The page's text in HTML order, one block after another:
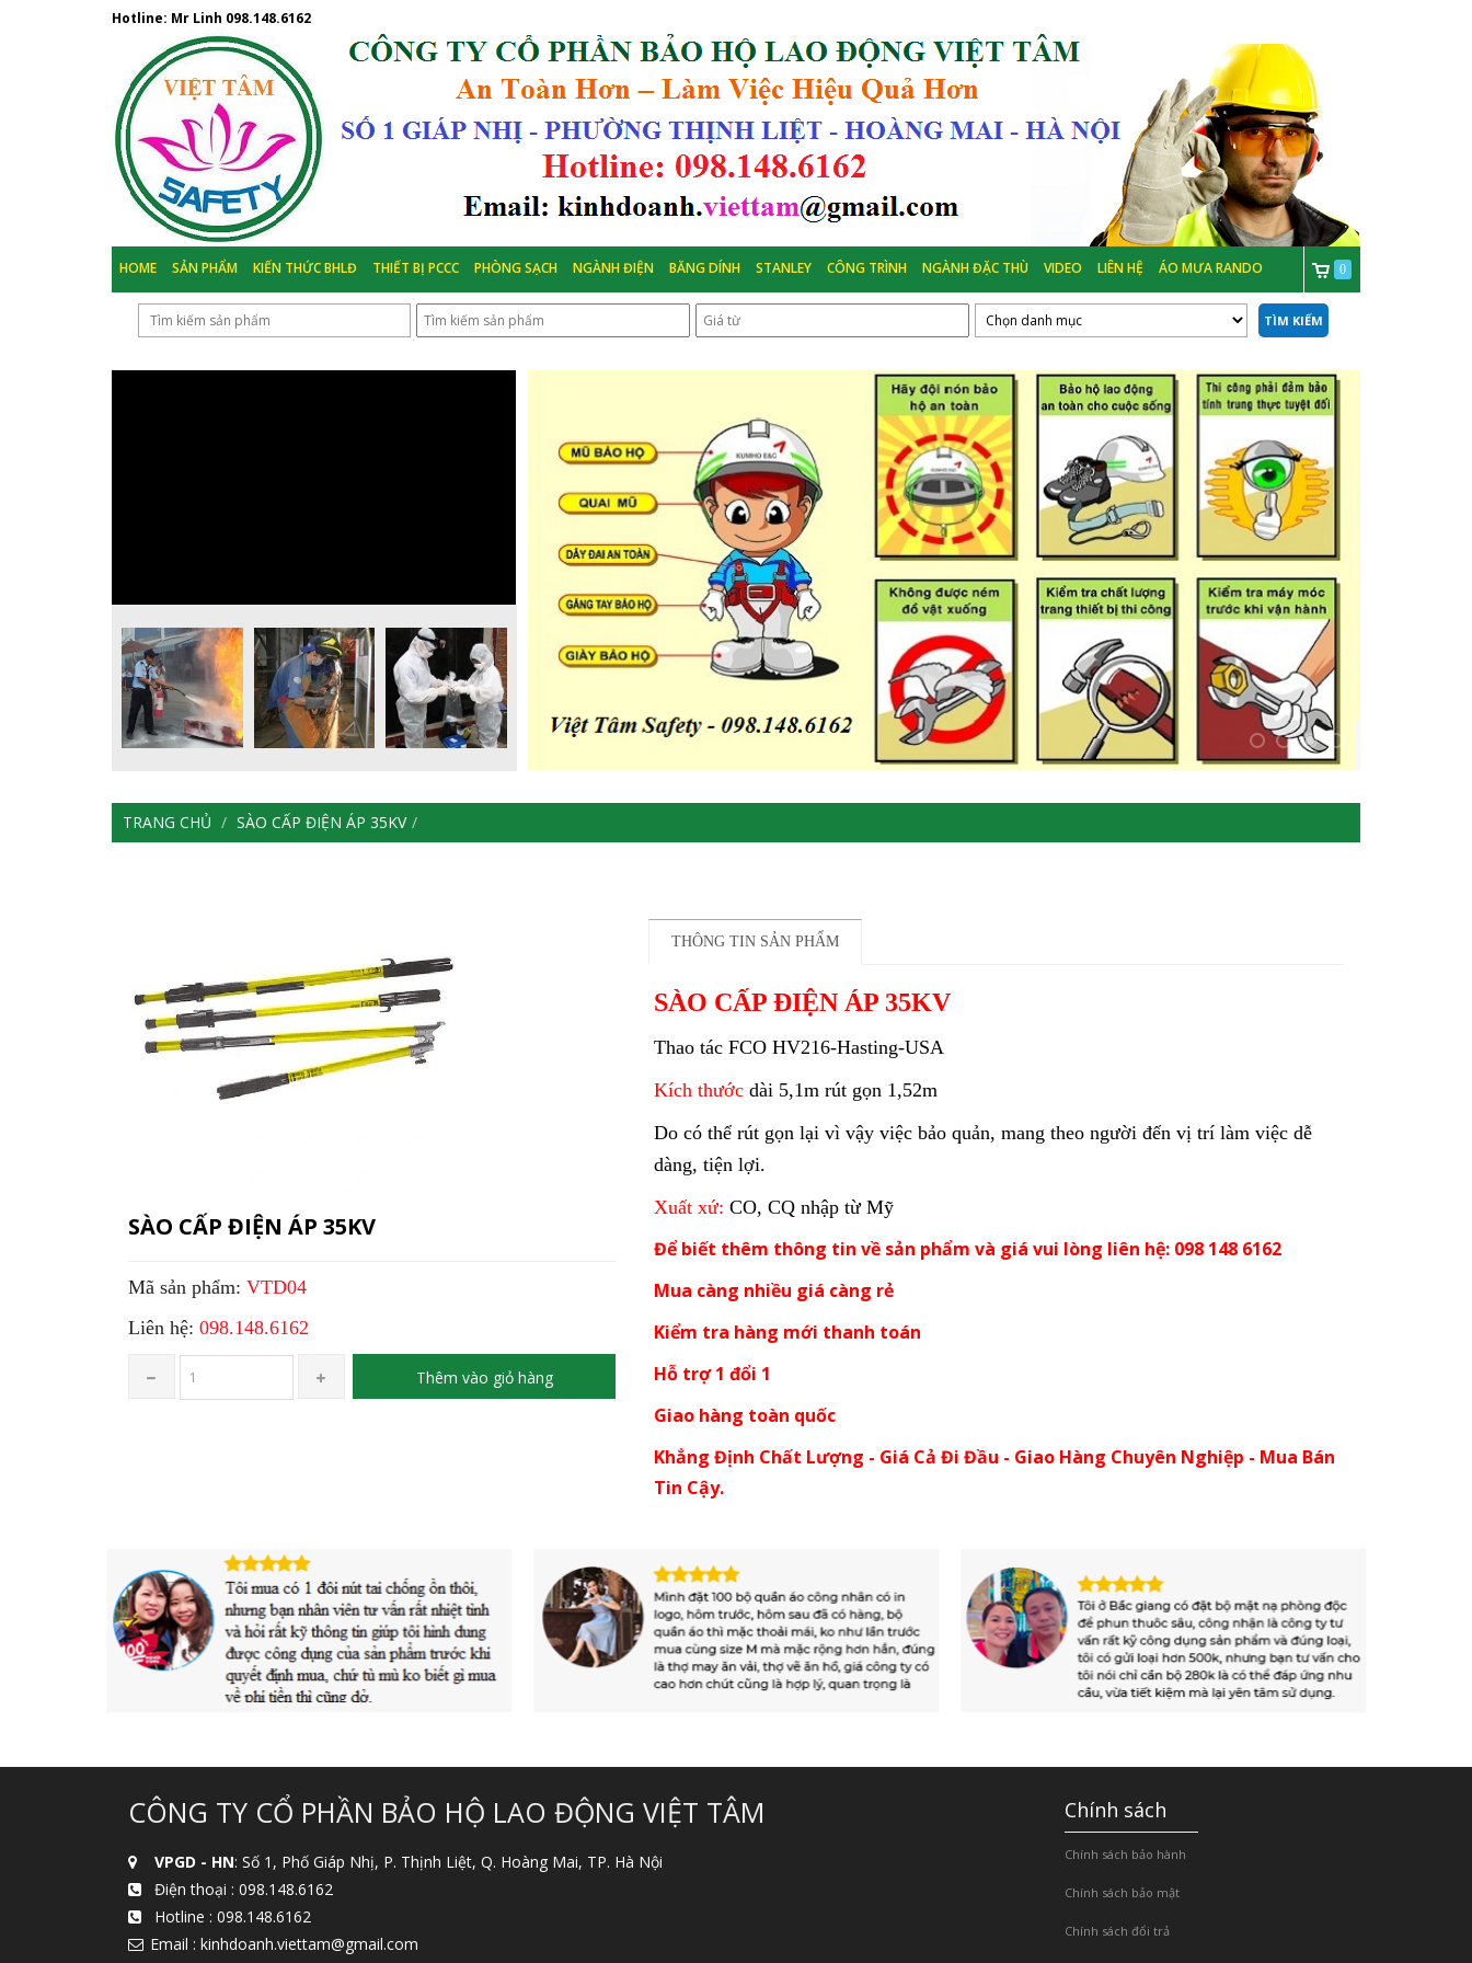
Hotline: Mr Linh 098.148.6162
HOME SẢN PHẨM KIẾN THỨC BHLĐ THIẾT BỊ PCCC PHÒNG SẠCH NGÀNH ĐIỆN BĂNG DÍNH STANLEY CÔNG TRÌNH NGÀNH ĐẶC THÙ VIDEO LIÊN HỆ ÁO MƯA RANDO 0
TÌM KIẾM
TRANG CHỦ SÀO CẤP ĐIỆN ÁP 35KV
SÀO CẤP ĐIỆN ÁP 35KV
Mã sản phẩm: VTD04
Liên hệ: 098.148.6162
Thêm vào giỏ hàng
THÔNG TIN SẢN PHẨM
SÀO CẤP ĐIỆN ÁP 35KV
Thao tác FCO HV216-Hasting-USA
Kích thước dài 5,1m rút gọn 1,52m
Do có thể rút gọn lại vì vậy việc bảo quản, mang theo người đến vị trí làm việc dễ
dàng, tiện lợi.
Xuất xứ: CO, CQ nhập từ Mỹ
Để biết thêm thông tin về sản phẩm và giá vui lòng liên hệ: 098 148 6162
Mua càng nhiều giá càng rẻ
Kiểm tra hàng mới thanh toán
Hỗ trợ 1 đổi 1
Giao hàng toàn quốc
Khẳng Định Chất Lượng - Giá Cả Đi Đầu - Giao Hàng Chuyên Nghiệp - Mua Bán
Tin Cậy.
CÔNG TY CỔ PHẦN BẢO HỘ LAO ĐỘNG VIỆT TÂM
VPGD - HN: Số 1, Phố Giáp Nhị, P. Thịnh Liệt, Q. Hoàng Mai, TP. Hà Nội
Điện thoại : 098.148.6162
Hotline : 098.148.6162
Email : kinhdoanh.viettam@gmail.com
Chính sách
Chính sách bảo hành
Chính sách bảo mật
Chính sách đổi trả